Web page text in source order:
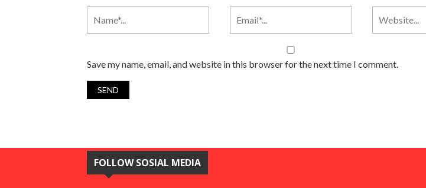
Save my name, email, and website in this browser for the next time I comment.
FOLLOW SOSIAL MEDIA